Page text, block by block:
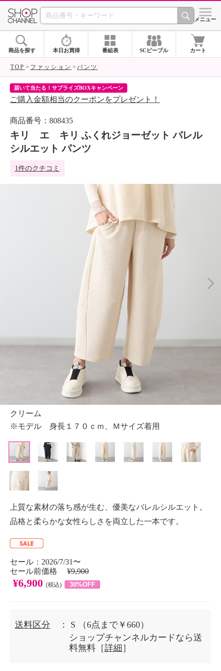
SHOP CHANNEL シメニュー
商品を探す 本日お買得 番組表 SCピープル カート
TOP ファッション パンツ
届いて当たる！サプライズBOXキャンペーン
ご購入金額相当のクーポンをプレゼント！
商品番号：808435
キリ エ キリ ふくれジョーゼット バレル
シルエット パンツ
1件のクチコミ
クリーム
※モデル 身長１７０ｃｍ、Ｍサイズ着用
上質な素材の落ち感が生む、優美なバレルシルエット。
品格と柔らかな女性らしさを両立した一本です。
セール：2026/7/31〜
セール前価格 ¥9,900
¥6,900 (税込) 30%OFF
送料区分 ： S
（6点まで￥660）
ショップチャンネルカードなら送
料無料［詳細 ］